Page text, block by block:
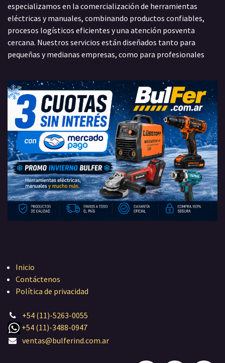
especializamos en la comercialización de herramientas
eléctricas y manuales, combinando productos confiables,
procesos logísticos eficientes y una atención posventa
cercana. Nuestros servicios están diseñados tanto para
pequeñas y medianas empresas, como para profesionales
Inicio
Contáctenos
Política de privacidad
+54 (11)-5263-0055
+54 (11)-3488-0947
ventas@bulferind.com.ar